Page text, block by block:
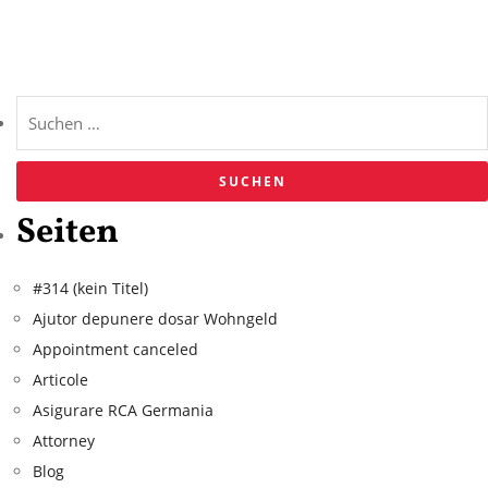
Seiten
#314 (kein Titel)
Ajutor depunere dosar Wohngeld
Appointment canceled
Articole
Asigurare RCA Germania
Attorney
Blog